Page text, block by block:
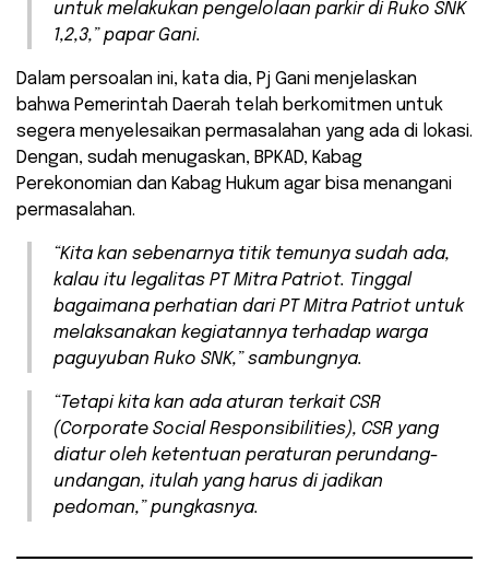
untuk melakukan pengelolaan parkir di Ruko SNK
1,2,3,” papar Gani.
Dalam persoalan ini, kata dia, Pj Gani menjelaskan
bahwa Pemerintah Daerah telah berkomitmen untuk
segera menyelesaikan permasalahan yang ada di lokasi.
Dengan, sudah menugaskan, BPKAD, Kabag
Perekonomian dan Kabag Hukum agar bisa menangani
permasalahan.
“Kita kan sebenarnya titik temunya sudah ada,
kalau itu legalitas PT Mitra Patriot. Tinggal
bagaimana perhatian dari PT Mitra Patriot untuk
melaksanakan kegiatannya terhadap warga
paguyuban Ruko SNK,” sambungnya.
“Tetapi kita kan ada aturan terkait CSR
(Corporate Social Responsibilities), CSR yang
diatur oleh ketentuan peraturan perundang-
undangan, itulah yang harus di jadikan
pedoman,” pungkasnya.